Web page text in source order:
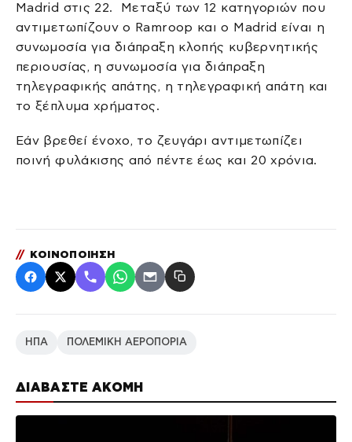
ΔΙΑΒΑΣΤΕ ΑΚΟΜΗ
Madrid στις 22. Μεταξύ των 12 κατηγοριών που
αντιμετωπίζουν ο Ramroop και ο Madrid είναι η
συνωμοσία για διάπραξη κλοπής κυβερνητικής
περιουσίας, η συνωμοσία για διάπραξη
τηλεγραφικής απάτης, η τηλεγραφική απάτη και
το ξέπλυμα χρήματος.
Εάν βρεθεί ένοχο, το ζευγάρι αντιμετωπίζει
ποινή φυλάκισης από πέντε έως και 20 χρόνια.
// ΚΟΙΝΟΠΟΙΗΣΗ
ΗΠΑ ΠΟΛΕΜΙΚΗ ΑΕΡΟΠΟΡΙΑ